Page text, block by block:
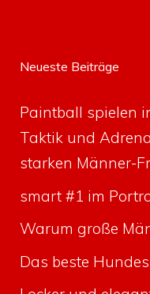
Neueste Beiträge
Paintball spielen
Taktik und
starken Männer-
smart #1 im
Warum große
Das beste